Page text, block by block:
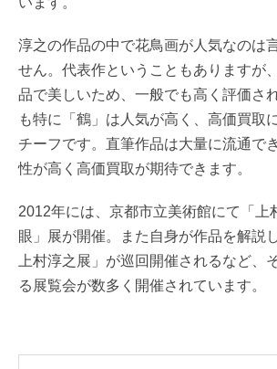
淳之の作品の中で花鳥画が人気なのは
せん。代表作ということもありますが
品で美しいため、一般でも高く評価さ
も特に「鶴」は人気が高く、高価買取
チーフです。直筆作品は大量に流通で
性が高く高価買取が期待できます。
2012年には、京都市立美術館にて「上
眼」展が開催。また自身が作品を解説
上村淳之展」が巡回開催されるなど、
る展覧会が数多く開催されています。